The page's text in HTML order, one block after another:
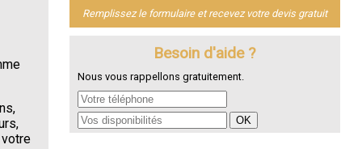
Remplissez le formulaire et recevez votre devis gratuit
Besoin d'aide ?
Nous vous rappellons gratuitement.